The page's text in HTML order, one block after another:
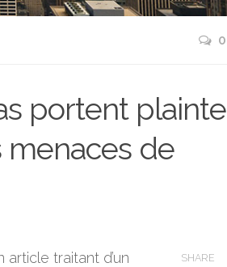
0
portent plainte
de
traitant d’un
SHARE